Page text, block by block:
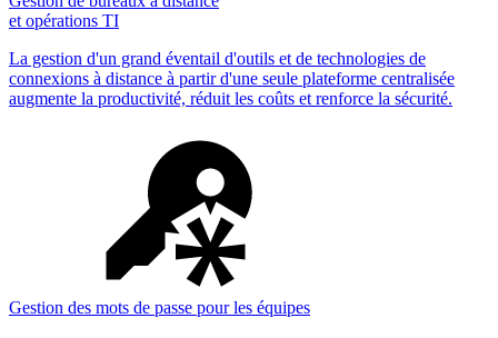
et opérations TI
La gestion d'un grand éventail d'outils et de technologies de
connexions à distance à partir d'une seule plateforme centralisée
augmente la productivité, réduit les coûts et renforce la sécurité.
Gestion des mots de passe pour les équipes